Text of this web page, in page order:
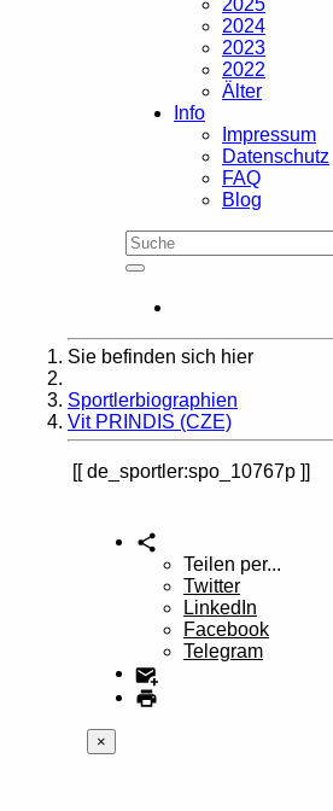
2025
2024
2023
2022
Älter
Info
Impressum
Datenschutz
FAQ
Blog
Sie befinden sich hier
Sportlerbiographien
Vit PRINDIS (CZE)
de_sportler:spo_10767p
Teilen per...
Twitter
LinkedIn
Facebook
Telegram
×